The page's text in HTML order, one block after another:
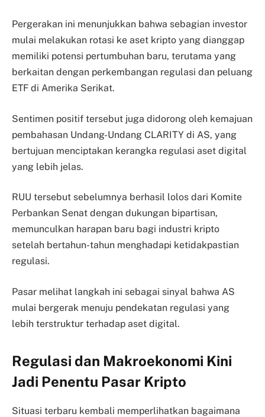
Pergerakan ini menunjukkan bahwa sebagian investor
mulai melakukan rotasi ke aset kripto yang dianggap
memiliki potensi pertumbuhan baru, terutama yang
berkaitan dengan perkembangan regulasi dan peluang
ETF di Amerika Serikat.
Sentimen positif tersebut juga didorong oleh kemajuan
pembahasan Undang-Undang CLARITY di AS, yang
bertujuan menciptakan kerangka regulasi aset digital
yang lebih jelas.
RUU tersebut sebelumnya berhasil lolos dari Komite
Perbankan Senat dengan dukungan bipartisan,
memunculkan harapan baru bagi industri kripto
setelah bertahun-tahun menghadapi ketidakpastian
regulasi.
Pasar melihat langkah ini sebagai sinyal bahwa AS
mulai bergerak menuju pendekatan regulasi yang
lebih terstruktur terhadap aset digital.
Regulasi dan Makroekonomi Kini
Jadi Penentu Pasar Kripto
Situasi terbaru kembali memperlihatkan bagaimana